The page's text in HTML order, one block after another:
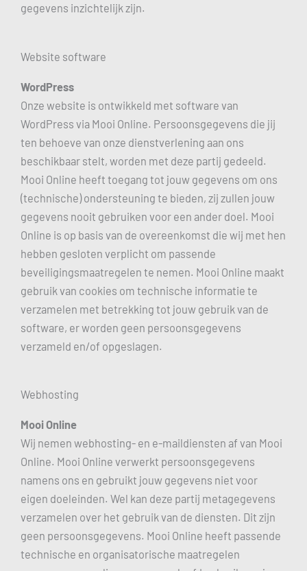
gegevens inzichtelijk zijn.
Website software
WordPress
Onze website is ontwikkeld met software van
WordPress via Mooi Online. Persoonsgegevens die jij
ten behoeve van onze dienstverlening aan ons
beschikbaar stelt, worden met deze partij gedeeld.
Mooi Online heeft toegang tot jouw gegevens om ons
(technische) ondersteuning te bieden, zij zullen jouw
gegevens nooit gebruiken voor een ander doel. Mooi
Online is op basis van de overeenkomst die wij met hen
hebben gesloten verplicht om passende
beveiligingsmaatregelen te nemen. Mooi Online maakt
gebruik van cookies om technische informatie te
verzamelen met betrekking tot jouw gebruik van de
software, er worden geen persoonsgegevens
verzameld en/of opgeslagen.
Webhosting
Mooi Online
Wij nemen webhosting- en e-maildiensten af van Mooi
Online. Mooi Online verwerkt persoonsgegevens
namens ons en gebruikt jouw gegevens niet voor
eigen doeleinden. Wel kan deze partij metagegevens
verzamelen over het gebruik van de diensten. Dit zijn
geen persoonsgegevens. Mooi Online heeft passende
technische en organisatorische maatregelen